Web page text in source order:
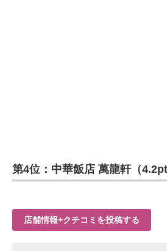
第4位：中華飯店 萬龍軒（
店舗情報+クチコミを投稿する